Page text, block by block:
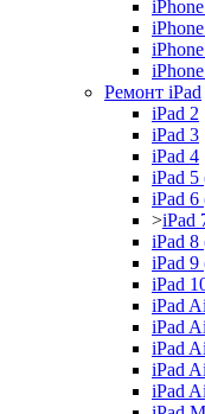
Ремонт iPad
iPad 2
iPad 3
iPad 4
iPad 5
iPad 6
>iPad
iPad 8
iPad 9
iPad
iPad
iPad
iPad
iPad
iPad